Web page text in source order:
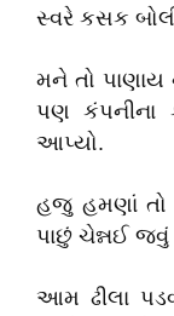
સ્વરે કસક
મને તો પાણાય
પણ કંપનીના
આપ્યો.
હજુ હમણાં
પાછું ચેન્નઈ
આમ ઢીલા